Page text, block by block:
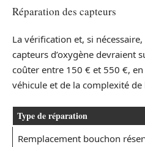
Réparation des capteurs
La vérification et, si
capteurs d’oxygène devraient
coûter entre 150 € et 550 €,
véhicule et de la complexité de
Type de réparation
Remplacement bouchon